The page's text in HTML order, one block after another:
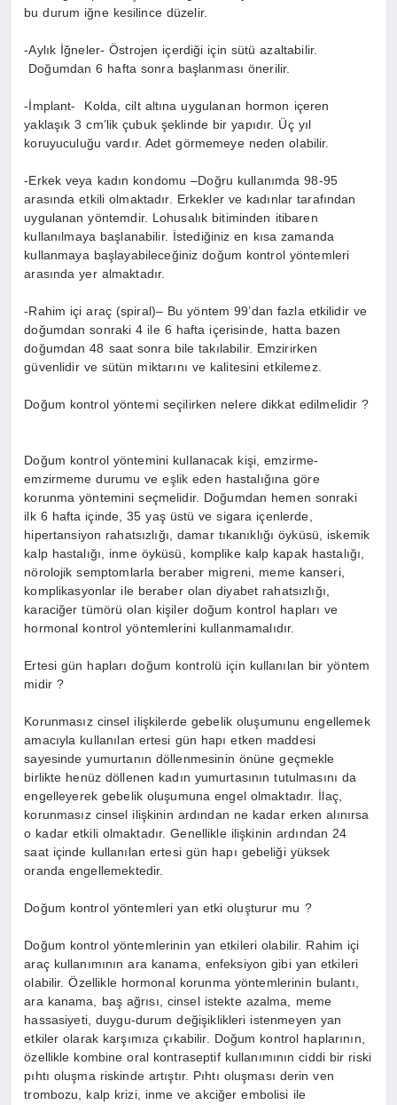
bu durum iğne kesilince düzelir.
-Aylık İğneler- Östrojen içerdiği için sütü azaltabilir.
Doğumdan 6 hafta sonra başlanması önerilir.
-İmplant- Kolda, cilt altına uygulanan hormon içeren
yaklaşık 3 cm’lik çubuk şeklinde bir yapıdır. Üç yıl
koruyuculuğu vardır. Adet görmemeye neden olabilir.
-Erkek veya kadın kondomu –Doğru kullanımda 98-95
arasında etkili olmaktadır. Erkekler ve kadınlar tarafından
uygulanan yöntemdir. Lohusalık bitiminden itibaren
kullanılmaya başlanabilir. İstediğiniz en kısa zamanda
kullanmaya başlayabileceğiniz doğum kontrol yöntemleri
arasında yer almaktadır.
-Rahim içi araç (spiral)– Bu yöntem 99’dan fazla etkilidir ve
doğumdan sonraki 4 ile 6 hafta içerisinde, hatta bazen
doğumdan 48 saat sonra bile takılabilir. Emzirirken
güvenlidir ve sütün miktarını ve kalitesini etkilemez.
Doğum kontrol yöntemi seçilirken nelere dikkat edilmelidir ?
Doğum kontrol yöntemini kullanacak kişi, emzirme-
emzirmeme durumu ve eşlik eden hastalığına göre
korunma yöntemini seçmelidir. Doğumdan hemen sonraki
ilk 6 hafta içinde, 35 yaş üstü ve sigara içenlerde,
hipertansiyon rahatsızlığı, damar tıkanıklığı öyküsü, iskemik
kalp hastalığı, inme öyküsü, komplike kalp kapak hastalığı,
nörolojik semptomlarla beraber migreni, meme kanseri,
komplikasyonlar ile beraber olan diyabet rahatsızlığı,
karaciğer tümörü olan kişiler doğum kontrol hapları ve
hormonal kontrol yöntemlerini kullanmamalıdır.
Ertesi gün hapları doğum kontrolü için kullanılan bir yöntem
midir ?
Korunmasız cinsel ilişkilerde gebelik oluşumunu engellemek
amacıyla kullanılan ertesi gün hapı etken maddesi
sayesinde yumurtanın döllenmesinin önüne geçmekle
birlikte henüz döllenen kadın yumurtasının tutulmasını da
engelleyerek gebelik oluşumuna engel olmaktadır. İlaç,
korunmasız cinsel ilişkinin ardından ne kadar erken alınırsa
o kadar etkili olmaktadır. Genellikle ilişkinin ardından 24
saat içinde kullanılan ertesi gün hapı gebeliği yüksek
oranda engellemektedir.
Doğum kontrol yöntemleri yan etki oluşturur mu ?
Doğum kontrol yöntemlerinin yan etkileri olabilir. Rahim içi
araç kullanımının ara kanama, enfeksiyon gibi yan etkileri
olabilir. Özellikle hormonal korunma yöntemlerinin bulantı,
ara kanama, baş ağrısı, cinsel istekte azalma, meme
hassasiyeti, duygu-durum değişiklikleri istenmeyen yan
etkiler olarak karşımıza çıkabilir. Doğum kontrol haplarının,
özellikle kombine oral kontraseptif kullanımının ciddi bir riski
pıhtı oluşma riskinde artıştır. Pıhtı oluşması derin ven
trombozu, kalp krizi, inme ve akciğer embolisi ile